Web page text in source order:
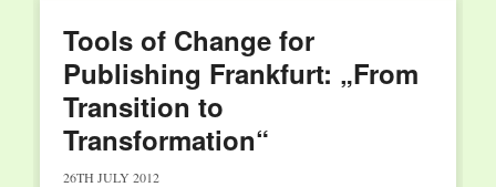
Tools of Change for
Publishing Frankfurt: „From
Transition to
Transformation“
26TH JULY 2012